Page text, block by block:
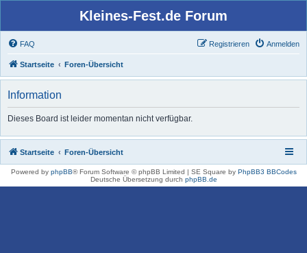
Kleines-Fest.de Forum
FAQ Anmelden
Registrieren
Startseite Foren-Übersicht
Information
Dieses Board ist leider momentan nicht verfügbar.
Startseite Foren-Übersicht
Powered by phpBB® Forum Software © phpBB Limited | SE Square by PhpBB3 BBCodes
Deutsche Übersetzung durch phpBB.de